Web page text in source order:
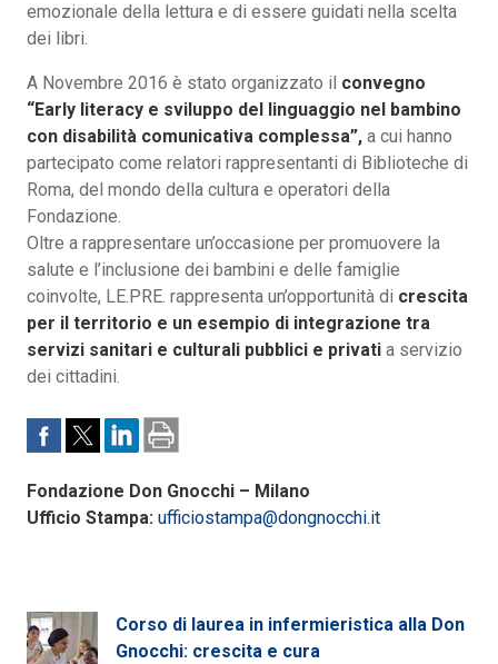
emozionale della lettura e di essere guidati nella scelta
dei libri.
A Novembre 2016 è stato organizzato il convegno
“Early literacy e sviluppo del linguaggio nel bambino
con disabilità comunicativa complessa”, a cui hanno
partecipato come relatori rappresentanti di Biblioteche di
Roma, del mondo della cultura e operatori della
Fondazione.
Oltre a rappresentare un’occasione per promuovere la
salute e l’inclusione dei bambini e delle famiglie
coinvolte, LE.PRE. rappresenta un’opportunità di crescita
per il territorio e un esempio di integrazione tra
servizi sanitari e culturali pubblici e privati a servizio
dei cittadini.
Fondazione Don Gnocchi – Milano
Ufficio Stampa: ufficiostampa@dongnocchi.it
Corso di laurea in infermieristica alla Don
Gnocchi: crescita e cura